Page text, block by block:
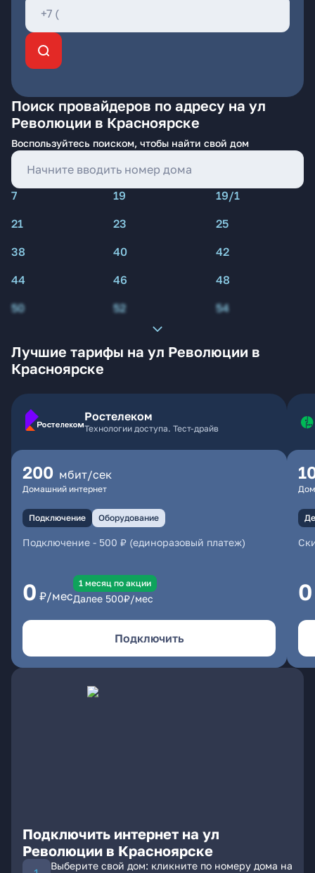
Поиск провайдеров по адресу на ул
Революции в Красноярске
Воспользуйтесь поиском, чтобы найти свой дом
7 19
19/1
21
23
25
38
40
42
44
46
48
50
52 54
Лучшие тарифы на ул Революции в
Красноярске
Ростелеком
Технологии доступа. Тест-драйв
200 мбит/сек
Домашний интернет
Подключение Оборудование
Подключение - 500 ₽ (единоразовый платеж)
0 ₽/мес
1 месяц по акции
Далее 500₽/мес
Подключить
0
Подключить интернет на ул
Революции в Красноярске
Выберите свой дом: кликните по номеру дома на